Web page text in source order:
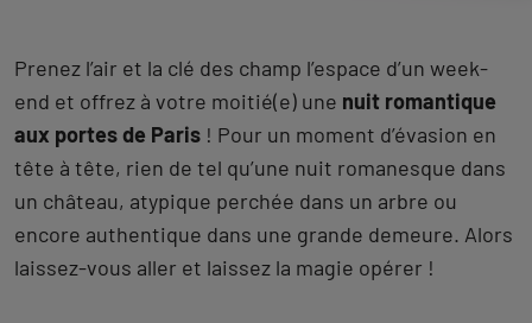
Prenez l’air et la clé des champ l’espace d’un week-
end et offrez à votre moitié(e) une nuit romantique
aux portes de Paris ! Pour un moment d’évasion en
tête à tête, rien de tel qu’une nuit romanesque dans
un château, atypique perchée dans un arbre ou
encore authentique dans une grande demeure. Alors
laissez-vous aller et laissez la magie opérer !